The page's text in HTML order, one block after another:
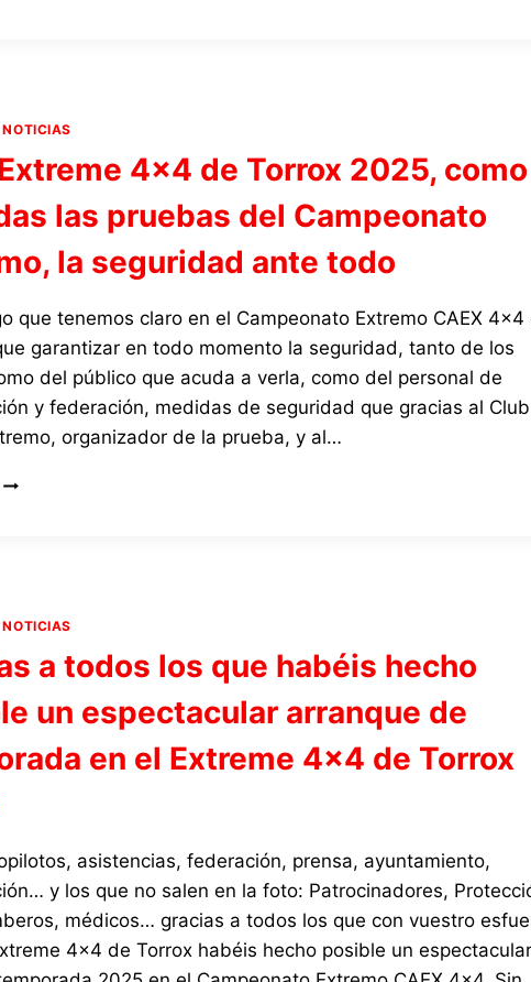
DIVERSIÓN,
PROTAGONISMO
ASISTENCIAS
NOTICIAS
4×4 de Torrox 2025, como
las pruebas del Campeonato
la seguridad ante todo
que tenemos claro en el Campeonato Extremo CAEX 4×4
garantizar en todo momento la seguridad, tanto de los
del público que acuda a verla, como del personal de
y federación, medidas de seguridad que gracias al Club
organizador de la prueba, y al…
EN
SEGURIDAD
ANTE
NOTICIAS
a todos los que habéis hecho
un espectacular arranque de
en el Extreme 4×4 de Torrox
asistencias, federación, prensa, ayuntamiento,
y los que no salen en la foto: Patrocinadores,
médicos… gracias a todos los que con vuestro
4×4 de Torrox habéis hecho posible un espectacular